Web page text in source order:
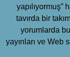
yapılıyormuş”
tavırda bir
yorumlarda
yayınları ve Web